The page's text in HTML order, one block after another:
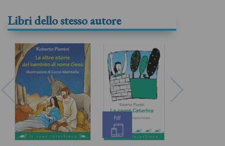
Libri dello stesso autore
Pdf